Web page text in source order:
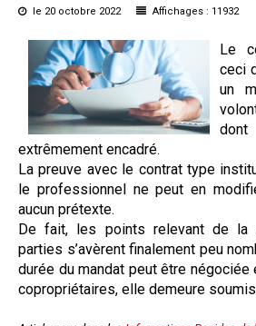
Jurisprudence
Questions/réponses
Études juridiques
Copro. en difficulté
Formez-vous !
Parole d'experts*
le 20 octobre 2022
Affichages : 11932
Le
ceci
un
extrêmement encadré.
La preuve avec le contrat type
le professionnel ne peut en
aucun prétexte.
De fait, les points relevant de la
parties s’avèrent finalement peu
durée du mandat peut être
copropriétaires, elle demeure